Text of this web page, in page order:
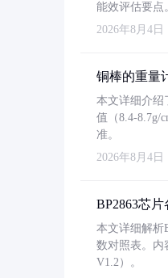
能效评估要点
2026年8月4日
铜棒的重量
本文详细介绍
值（8.4-8.7g/
准。
2026年8月4日
BP2863芯
本文详细解析
数对照表。内
V1.2）。